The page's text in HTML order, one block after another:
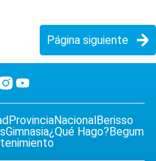
Página siguiente
ProvinciaNacionalBerisso
Gimnasia¿Qué Hago?Begum